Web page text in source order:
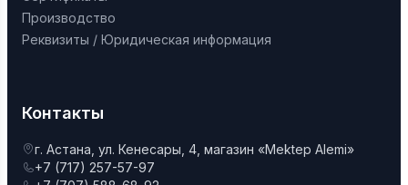
Производство
Реквизиты / Юридическая информация
Контакты
г. Астана, ул. Кенесары, 4, магазин «Mektep Alemi»
+7 (717) 257-57-97